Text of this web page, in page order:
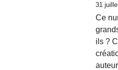
31
Ce
ils ?